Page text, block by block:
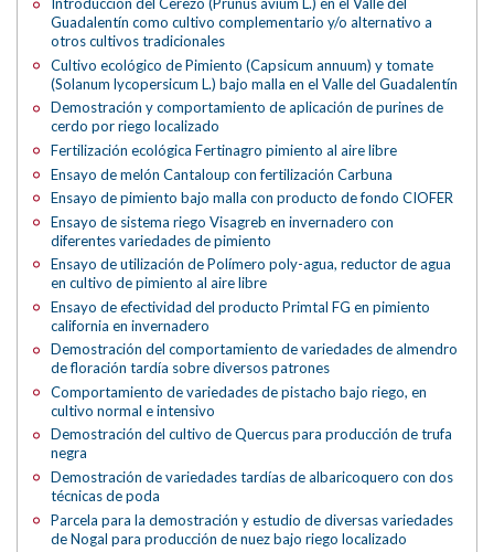
Introducción del Cerezo (Prunus avium L.) en el Valle del
Guadalentín como cultivo complementario y/o alternativo a
otros cultivos tradicionales
Cultivo ecológico de Pimiento (Capsicum annuum) y tomate
(Solanum lycopersicum L.) bajo malla en el Valle del Guadalentín
Demostración y comportamiento de aplicación de purines de
cerdo por riego localizado
Fertilización ecológica Fertinagro pimiento al aire libre
Ensayo de melón Cantaloup con fertilización Carbuna
Ensayo de pimiento bajo malla con producto de fondo CIOFER
Ensayo de sistema riego Visagreb en invernadero con
diferentes variedades de pimiento
Ensayo de utilización de Polímero poly-agua, reductor de agua
en cultivo de pimiento al aire libre
Ensayo de efectividad del producto Primtal FG en pimiento
california en invernadero
Demostración del comportamiento de variedades de almendro
de floración tardía sobre diversos patrones
Comportamiento de variedades de pistacho bajo riego, en
cultivo normal e intensivo
Demostración del cultivo de Quercus para producción de trufa
negra
Demostración de variedades tardías de albaricoquero con dos
técnicas de poda
Parcela para la demostración y estudio de diversas variedades
de Nogal para producción de nuez bajo riego localizado